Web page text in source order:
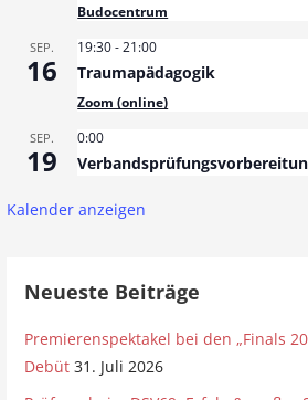
t
n
Budocentrum
SEP.
16
19:30-21:00
Traumapädagogik
Zoom (online)
SEP.
19
0:00
Kalender anzeigen
Neueste Beiträge
Premierenspektakel bei den „Finals
Debüt 31. Juli 2026